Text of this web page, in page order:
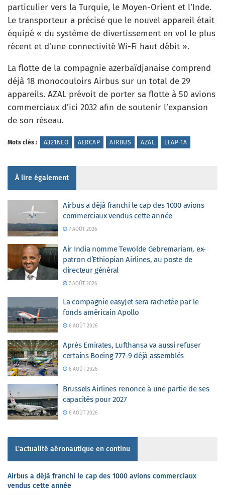
particulier vers la Turquie, le Moyen-Orient et l’Inde.
Le transporteur a précisé que le nouvel appareil était
équipé « du système de divertissement en vol le plus
récent et d’une connectivité Wi-Fi haut débit ».
La flotte de la compagnie azerbaïdjanaise comprend
déjà 18 monocouloirs Airbus sur un total de 29
appareils. AZAL prévoit de porter sa flotte à 50 avions
commerciaux d’ici 2032 afin de soutenir l’expansion
de son réseau.
Mots clés : A321NEO AERCAP AIRBUS AZAL LEAP-1A
À lire également
Airbus a déjà franchi le cap des 1000 avions
commerciaux vendus cette année
7 AOÛT 2026
Air India nomme Tewolde Gebremariam, ex-
patron d’Ethiopian Airlines, au poste de
directeur général
7 AOÛT 2026
La compagnie easyJet sera rachetée par le
fonds américain Apollo
6 AOÛT 2026
Après Emirates, Lufthansa va aussi refuser
certains Boeing 777-9 déjà assemblés
6 AOÛT 2026
Brussels Airlines renonce à une partie de ses
capacités pour 2027
6 AOÛT 2026
L'actualité aéronautique en continu
Airbus a déjà franchi le cap des 1000 avions commerciaux
vendus cette année